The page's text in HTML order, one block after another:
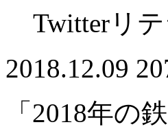
Twitterリ
2018.12.09
「2018年の